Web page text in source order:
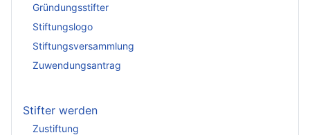
Gründungsstifter
Stiftungslogo
Stiftungsversammlung
Zuwendungsantrag
Stifter werden
Zustiftung